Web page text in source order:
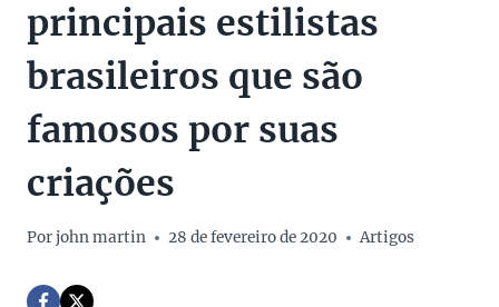
principais estilistas
brasileiros que são
famosos por suas
criações
Porjohn martin 28 de fevereiro de 2020 Artigos